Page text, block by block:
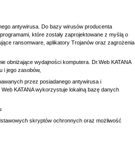
antywirusa. Do bazy wirusów producenta
które zostały zaprojektowane z myślą o
ransomware, aplikatory Trojanów oraz zagrożenia
obniżające wydajności komputera. Dr.Web KATANA
i jego zasobów,
przez posiadanego antywirusa i
KATANA wykorzystuje lokalną bazę danych
skryptów ochronnych oraz możliwość